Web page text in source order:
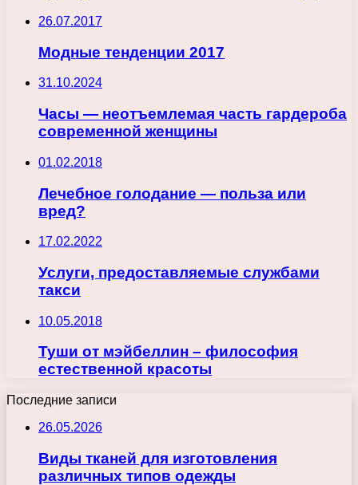
26.07.2017
Модные тенденции 2017
31.10.2024
Часы — неотъемлемая часть гардероба
современной женщины
01.02.2018
Лечебное голодание — польза или
вред?
17.02.2022
Услуги, предоставляемые службами
такси
10.05.2018
Туши от мэйбеллин – философия
естественной красоты
Последние записи
26.05.2026
Виды тканей для изготовления
различных типов одежды